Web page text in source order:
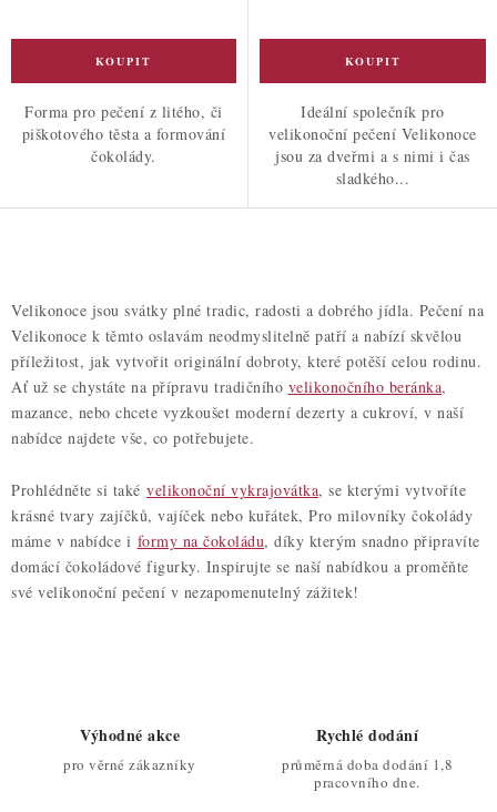
Forma pro pečení z litého, či
piškotového těsta a formování
čokolády.
Ideální společník pro
velikonoční pečení Velikonoce
jsou za dveřmi a s nimi i čas
sladkého...
v
l
á
d
a
c
í
p
r
v
k
Velikonoce jsou svátky plné tradic, radosti a dobrého jídla. Pečení na
Velikonoce k těmto oslavám neodmyslitelně patří a nabízí skvělou
příležitost, jak vytvořit originální dobroty, které potěší celou rodinu.
Ať už se chystáte na přípravu tradičního velikonočního beránka,
mazance, nebo chcete vyzkoušet moderní dezerty a cukroví, v naší
nabídce najdete vše, co potřebujete.
Prohlédněte si také velikonoční vykrajovátka, se kterými vytvoříte
krásné tvary zajíčků, vajíček nebo kuřátek, Pro milovníky čokolády
máme v nabídce i formy na čokoládu, díky kterým snadno připravíte
domácí čokoládové figurky. Inspirujte se naší nabídkou a proměňte
své velikonoční pečení v nezapomenutelný zážitek!
Výhodné akce
pro věrné zákazníky
Rychlé dodání
průměrná doba dodání 1,8
pracovního dne.